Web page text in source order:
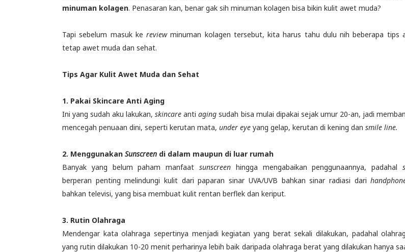
minuman kolagen. Penasaran kan, benar gak sih minuman kolagen bisa bikin kulit awet muda?
Tapi sebelum masuk ke reviewminuman kolagen tersebut, kita harus tahu dulu nih beberapa tips
tetap awet muda dan sehat.
Tips Agar Kulit Awet Muda dan Sehat
1. Pakai Skincare Anti Aging
Ini yang sudah aku lakukan,skincare antiagingsudah bisa mulai dipakai sejak umur 20-an, jadi
mencegah penuaan dini, seperti kerutan mata, under eye yang gelap, kerutan di kening dan smile line.
2. Menggunakan Sunscreen di dalam maupun di luar rumah
Banyak yang belum paham manfaat sunscreen hingga mengabaikan penggunaannya, padahal
berperan penting melindungi kulit dari paparan sinar UVA/UVB bahkan sinar radiasi dari
bahkan televisi, yang bisa membuat kulit rentan berflek dan keriput.
3. Rutin Olahraga
Mendengar kata olahraga sepertinya menjadi kegiatan yang berat sekali dilakukan, padahal
yang rutin dilakukan 10-20 menit perharinya lebih baik daripada olahraga berat yang dilakukan hanya